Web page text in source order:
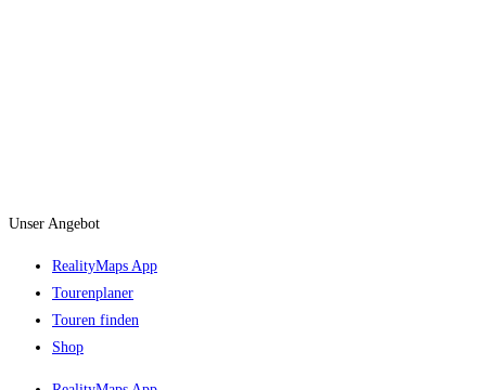
Unser Angebot
RealityMaps App
Tourenplaner
Touren finden
Shop